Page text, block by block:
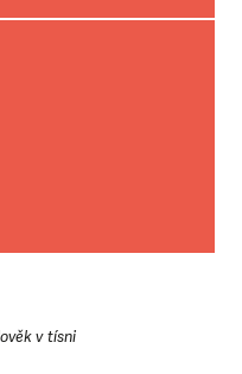
v tísni
pomoci vždy tam,